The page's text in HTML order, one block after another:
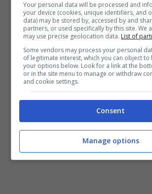
Star Wars L’ascesa di
tracklist (colonna sonora
La trovi su Amazon:
Download su iTunes–Audio
Your personal data will be processed and
your device (cookies, unique identifiers, and
data) may be stored by, accessed by and
partners, or used specifically by this site. We
may use precise geolocation data. List of
Some vendors may process your personal
of legitimate interest, which you can object to
your options below. Look for a link at the
or in the site menu to manage or withdraw
and cookie settings.
Consent
Manage options